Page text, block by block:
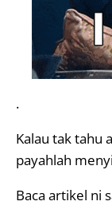
.
Kalau tak tahu
payahlah
Baca artikel ni